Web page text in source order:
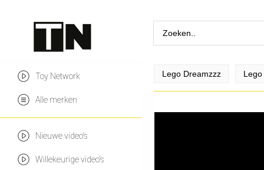
Toy Network
Alle merken
Nieuwe video's
Willekeurige video's
Lego Dreamzzz